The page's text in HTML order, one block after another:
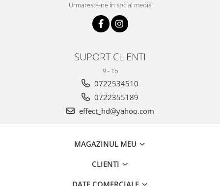
Urmareste-ne in social media
SUPORT CLIENTI
9 - 16
0722534510
0722355189
effect_hd@yahoo.com
MAGAZINUL MEU
CLIENTI